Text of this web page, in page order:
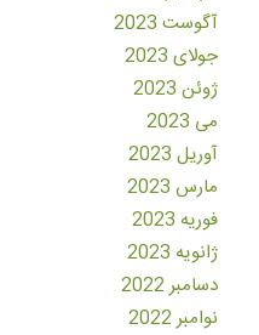
آگوست 2023
جولای 2023
ژوئن 2023
می 2023
آوریل 2023
مارس 2023
فوریه 2023
ژانویه 2023
دسامبر 2022
نوامبر 2022